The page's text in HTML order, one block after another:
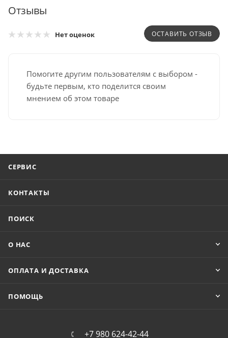
Отзывы
Нет оценок ОСТАВИТЬ ОТЗЫВ
Помогите другим пользователям с выбором -
будьте первым, кто поделится своим
мнением об этом товаре
СЕРВИС
КОНТАКТЫ
ПОИСК
О НАС
ОПЛАТА И ДОСТАВКА
ПОМОЩЬ
+7 980 624-42-44